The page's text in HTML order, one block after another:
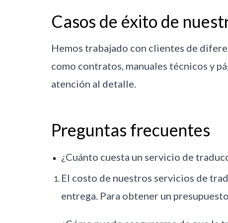
Casos de éxito de
Hemos trabajado con clientes de
como contratos, manuales técnicos y
atención al detalle.
Preguntas frecuentes
¿Cuánto cuesta un servicio de
El costo de nuestros servicios de
entrega. Para obtener un